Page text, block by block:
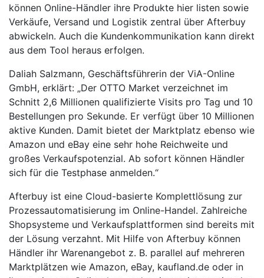
können Online-Händler ihre Produkte hier listen sowie
Verkäufe, Versand und Logistik zentral über Afterbuy
abwickeln. Auch die Kundenkommunikation kann direkt
aus dem Tool heraus erfolgen.
Daliah Salzmann, Geschäftsführerin der ViA-Online
GmbH, erklärt: „Der OTTO Market verzeichnet im
Schnitt 2,6 Millionen qualifizierte Visits pro Tag und 10
Bestellungen pro Sekunde. Er verfügt über 10 Millionen
aktive Kunden. Damit bietet der Marktplatz ebenso wie
Amazon und eBay eine sehr hohe Reichweite und
großes Verkaufspotenzial. Ab sofort können Händler
sich für die Testphase anmelden.“
Afterbuy ist eine Cloud-basierte Komplettlösung zur
Prozessautomatisierung im Online-Handel. Zahlreiche
Shopsysteme und Verkaufsplattformen sind bereits mit
der Lösung verzahnt. Mit Hilfe von Afterbuy können
Händler ihr Warenangebot z. B. parallel auf mehreren
Marktplätzen wie Amazon, eBay, kaufland.de oder in